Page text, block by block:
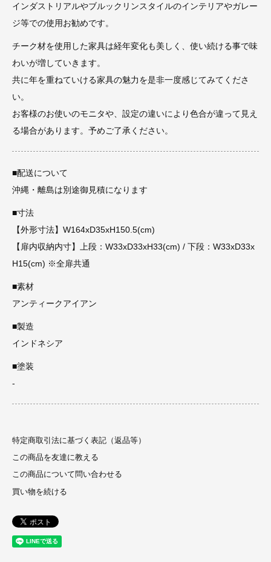
インダストリアルやブルックリンスタイルのインテリアやガレー
ジ等での使用お勧めです。
チーク材を使用した家具は経年変化も美しく、使い続ける事で味
わいが増していきます。
共に年を重ねていける家具の魅力を是非一度感じてみてくださ
い。
お客様のお使いのモニタや、設定の違いにより色合が違って見え
る場合があります。予めご了承ください。
■配送について
沖縄・離島は別途御見積になります
■寸法
【外形寸法】W164xD35xH150.5(cm)
【扉内収納内寸】上段：W33xD33xH33(cm) / 下段：W33xD33x
H15(cm) ※全扉共通
■素材
アンティークアイアン
■製造
インドネシア
■塗装
-
特定商取引法に基づく表記（返品等）
この商品を友達に教える
この商品について問い合わせる
買い物を続ける